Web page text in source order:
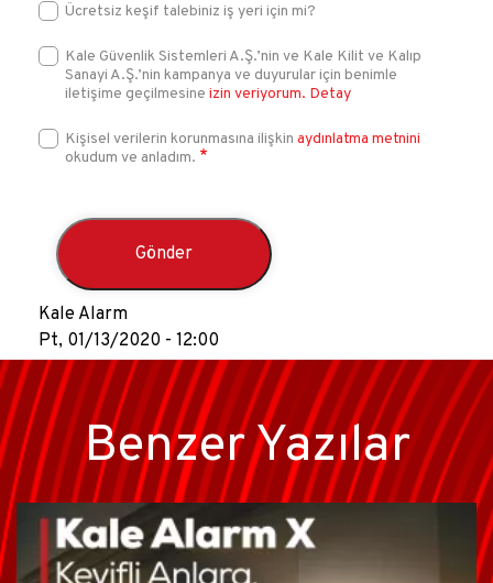
Ücretsiz keşif talebiniz iş yeri için mi?
Kale Güvenlik Sistemleri A.Ş.’nin ve Kale Kilit ve Kalıp
Sanayi A.Ş.’nin kampanya ve duyurular için benimle
iletişime geçilmesine izin veriyorum. Detay
Kişisel verilerin korunmasına ilişkin aydınlatma metnini
okudum ve anladım.
Kale Alarm
Pt, 01/13/2020 - 12:00
Benzer Yazılar